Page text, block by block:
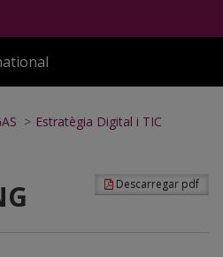
> Estratègia Digital i TIC
Descarregar pdf